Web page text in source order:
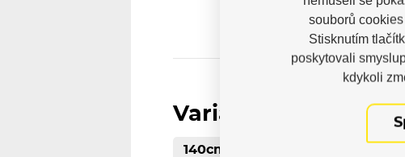
Varianty
140cm, bílá, PS26
souborů
Stisknutím
poskytovali
kdykoli